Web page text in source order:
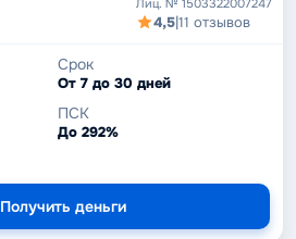
4,5|11 отзывов
Срок
От 7 до 30 дней
ПСК
До 292%
Получить деньги